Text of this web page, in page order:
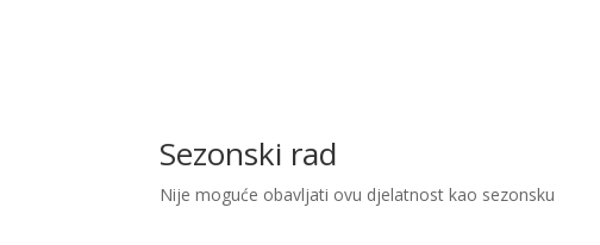
Sezonski rad
Nije moguće obavljati ovu djelatnost kao sezonsku